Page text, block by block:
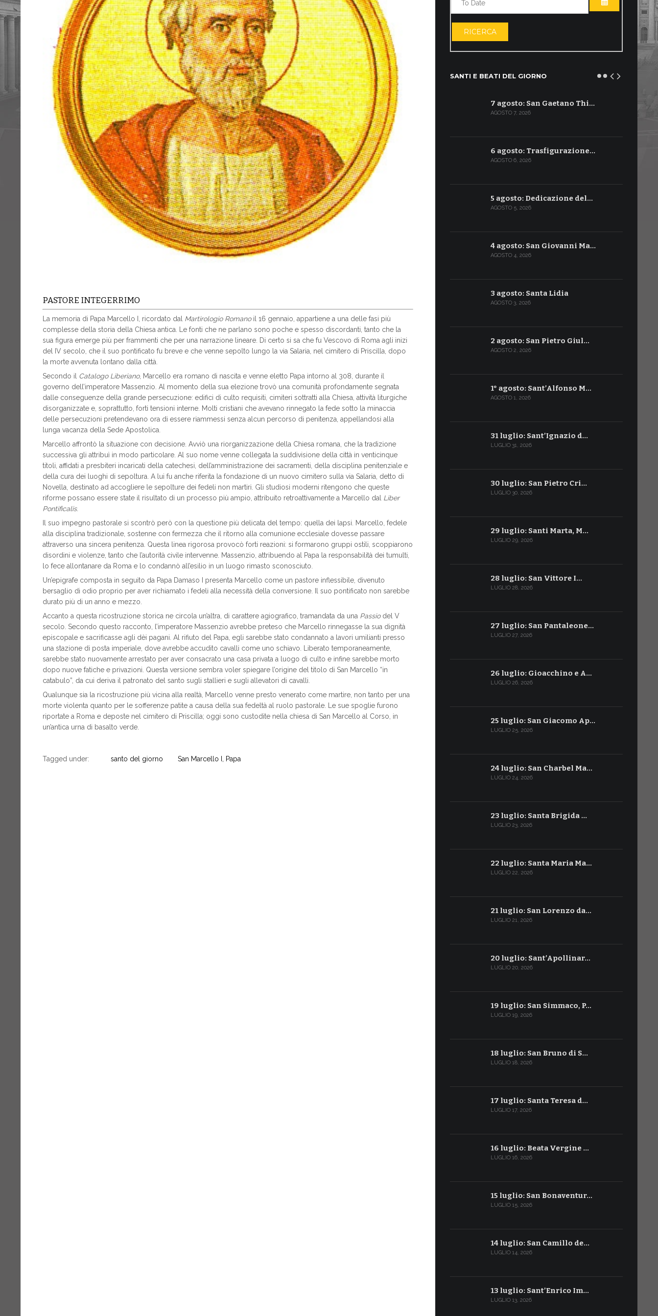
PASTORE INTEGERRIMO
La memoria di Papa Marcello I, ricordato dal Martirologio Romanoil 16 gennaio, appartiene a una delle fasi più
complesse della storia della Chiesa antica. Le fonti che ne parlano sono poche e spesso discordanti, tanto che la
sua figura emerge più per frammenti che per una narrazione lineare. Di certo si sa che fu Vescovo di Roma agli inizi
del IV secolo, che il suo pontificato fu breve e che venne sepolto lungo la via Salaria, nel cimitero di Priscilla, dopo
la morte avvenuta lontano dalla città.
Secondo il Catalogo Liberiano, Marcello era romano di nascita e venne eletto Papa intorno al 308, durante il
governo dell’imperatore Massenzio. Al momento della sua elezione trovò una comunità profondamente segnata
dalle conseguenze della grande persecuzione: edifici di culto requisiti, cimiteri sottratti alla Chiesa, attività liturgiche
disorganizzate e, soprattutto, forti tensioni interne. Molti cristiani che avevano rinnegato la fede sotto la minaccia
delle persecuzioni pretendevano ora di essere riammessi senza alcun percorso di penitenza, appellandosi alla
lunga vacanza della Sede Apostolica.
Marcello affrontò la situazione con decisione. Avviò una riorganizzazione della Chiesa romana, che la tradizione
successiva gli attribuì in modo particolare. Al suo nome venne collegata la suddivisione della città in venticinque
titoli, affidati a presbiteri incaricati della catechesi, dell’amministrazione dei sacramenti, della disciplina penitenziale e
della cura dei luoghi di sepoltura. A lui fu anche riferita la fondazione di un nuovo cimitero sulla via Salaria, detto di
Novella, destinato ad accogliere le sepolture dei fedeli non martiri. Gli studiosi moderni ritengono che queste
riforme possano essere state il risultato di un processo più ampio, attribuito retroattivamente a Marcello dal Liber
Pontificalis.
Il suo impegno pastorale si scontrò però con la questione più delicata del tempo: quella dei lapsi. Marcello, fedele
alla disciplina tradizionale, sostenne con fermezza che il ritorno alla comunione ecclesiale dovesse passare
attraverso una sincera penitenza. Questa linea rigorosa provocò forti reazioni: si formarono gruppi ostili, scoppiarono
disordini e violenze, tanto che l’autorità civile intervenne. Massenzio, attribuendo al Papa la responsabilità dei tumulti,
lo fece allontanare da Roma e lo condannò all’esilio in un luogo rimasto sconosciuto.
Un’epigrafe composta in seguito da Papa Damaso I presenta Marcello come un pastore inflessibile, divenuto
bersaglio di odio proprio per aver richiamato i fedeli alla necessità della conversione. Il suo pontificato non sarebbe
durato più di un anno e mezzo.
Accanto a questa ricostruzione storica ne circola un’altra, di carattere agiografico, tramandata da una Passiodel V
secolo. Secondo questo racconto, l’imperatore Massenzio avrebbe preteso che Marcello rinnegasse la sua dignità
episcopale e sacrificasse agli dèi pagani. Al rifiuto del Papa, egli sarebbe stato condannato a lavori umilianti presso
una stazione di posta imperiale, dove avrebbe accudito cavalli come uno schiavo. Liberato temporaneamente,
sarebbe stato nuovamente arrestato per aver consacrato una casa privata a luogo di culto e infine sarebbe morto
dopo nuove fatiche e privazioni. Questa versione sembra voler spiegare l’origine del titolo di San Marcello “in
catabulo”, da cui deriva il patronato del santo sugli stallieri e sugli allevatori di cavalli.
Qualunque sia la ricostruzione più vicina alla realtà, Marcello venne presto venerato come martire, non tanto per una
morte violenta quanto per le sofferenze patite a causa della sua fedeltà al ruolo pastorale. Le sue spoglie furono
riportate a Roma e deposte nel cimitero di Priscilla; oggi sono custodite nella chiesa di San Marcello al Corso, in
un’antica urna di basalto verde.
Tagged under: santo del giorno San Marcello I, Papa
APRI IL
RICERCA
SANTI E BEATI DEL GIORNO
7 agosto: San Gaetano Thi…
AGOSTO 7, 2026
6 agosto: Trasfigurazione…
AGOSTO 6, 2026
5 agosto: Dedicazione del…
AGOSTO 5, 2026
4 agosto: San Giovanni Ma…
AGOSTO 4, 2026
3 agosto: Santa Lidia
AGOSTO 3, 2026
2 agosto: San Pietro Giul…
AGOSTO 2, 2026
1° agosto: Sant’Alfonso M…
AGOSTO 1, 2026
31 luglio: Sant’Ignazio d…
LUGLIO 31, 2026
30 luglio: San Pietro Cri…
LUGLIO 30, 2026
29 luglio: Santi Marta, M…
LUGLIO 29, 2026
28 luglio: San Vittore I…
LUGLIO 28, 2026
27 luglio: San Pantaleone…
LUGLIO 27, 2026
26 luglio: Gioacchino e A…
LUGLIO 26, 2026
25 luglio: San Giacomo Ap…
LUGLIO 25, 2026
24 luglio: San Charbel Ma…
LUGLIO 24, 2026
23 luglio: Santa Brigida …
LUGLIO 23, 2026
22 luglio: Santa Maria Ma…
LUGLIO 22, 2026
21 luglio: San Lorenzo da…
LUGLIO 21, 2026
20 luglio: Sant’Apollinar…
LUGLIO 20, 2026
19 luglio: San Simmaco, P…
LUGLIO 19, 2026
18 luglio: San Bruno di S…
LUGLIO 18, 2026
17 luglio: Santa Teresa d…
LUGLIO 17, 2026
16 luglio: Beata Vergine …
LUGLIO 16, 2026
15 luglio: San Bonaventur…
LUGLIO 15, 2026
14 luglio: San Camillo de…
LUGLIO 14, 2026
13 luglio: Sant’Enrico Im…
LUGLIO 13, 2026